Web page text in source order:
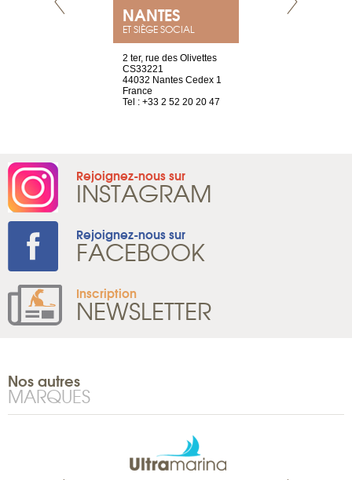
NANTES
ET SIÈGE SOCIAL
2 ter, rue des Olivettes
CS33221
44032 Nantes Cedex 1
France
Tel : +33 2 52 20 20 47
Rejoignez-nous sur
INSTAGRAM
Rejoignez-nous sur
FACEBOOK
Inscription
NEWSLETTER
Nos autres
MARQUES